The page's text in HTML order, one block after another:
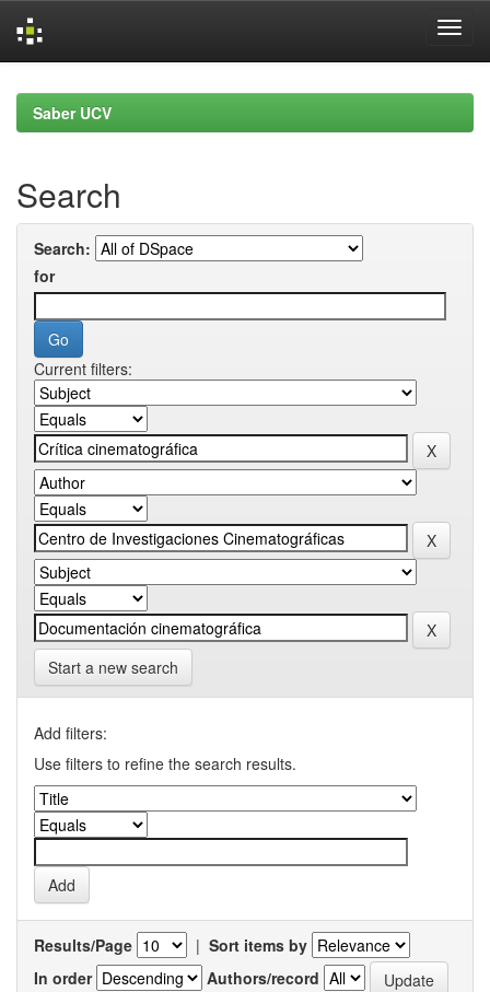
navigationSaber UCV
Search
Search:
for
Current filters:
Start a new search
Add filters:
Use filters to refine the search results.
Results/Page | Sort items by
In order
Authors/record